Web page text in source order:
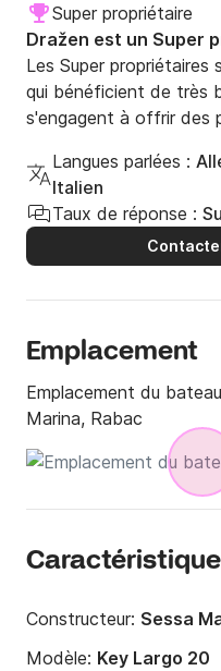
Super propriétaire
Dražen est un Super
Les Super propriétaires
qui bénéficient de très
s'engagent à offrir des
Langues parlées :
Italien
Taux de réponse :
Emplacement
Emplacement du
Marina, Rabac
Constructeur: Sessa
Modèle: Key Largo 20